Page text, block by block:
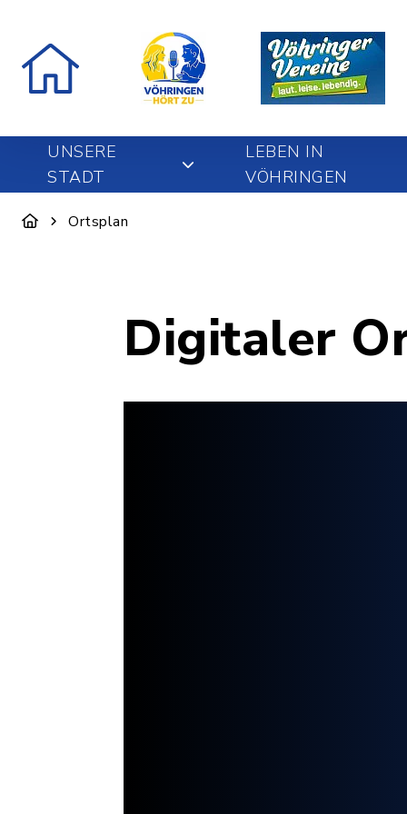
UNSERE
STADT
LEBEN IN
VÖHRINGEN
Ortsplan
Digitaler